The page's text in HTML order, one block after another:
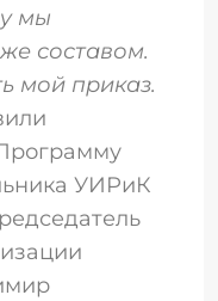
мы
составом.
мой приказ.
УИРиК